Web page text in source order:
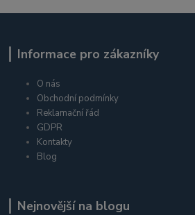
Informace pro zákazníky
O nás
Obchodní podmínky
Reklamační řád
GDPR
Kontakty
Blog
Nejnovější na blogu